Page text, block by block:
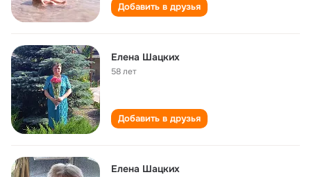
Добавить в друзья
Елена Шацких
58 лет
Добавить в друзья
Елена Шацких